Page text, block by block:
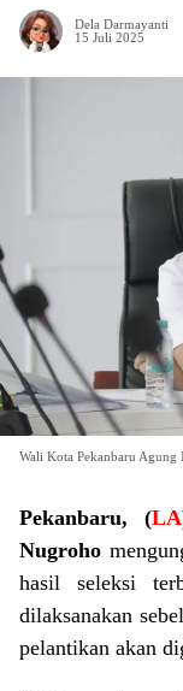
Dela Darmayanti
15 Juli 2025
Wali Kota Pekanbaru
Pekanbaru, (LA
Nugroho
hasil seleksi
dilaksanakan
pelantikan akan